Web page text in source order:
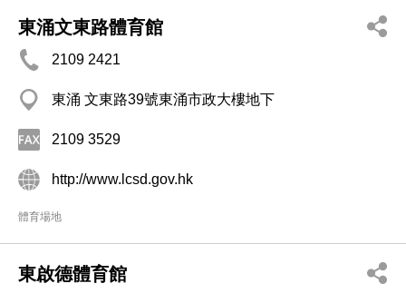
東涌文東路體育館
2109 2421
東涌 文東路39號東涌市政大樓地下
2109 3529
http://www.lcsd.gov.hk
體育場地
東啟德體育館